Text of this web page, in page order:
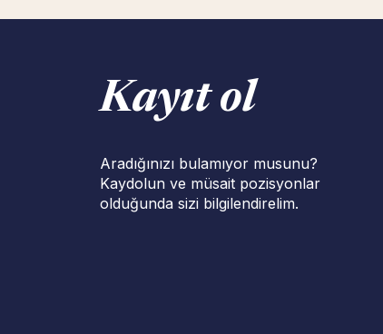
Kayıt ol
Aradığınızı bulamıyor musunu?
Kaydolun ve müsait pozisyonlar
olduğunda sizi bilgilendirelim.